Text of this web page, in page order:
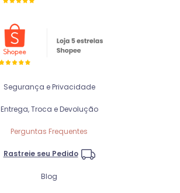
Segurança e Privacidade
Entrega, Troca e Devolução
Perguntas Frequentes
Rastreie seu Pedido
Blog